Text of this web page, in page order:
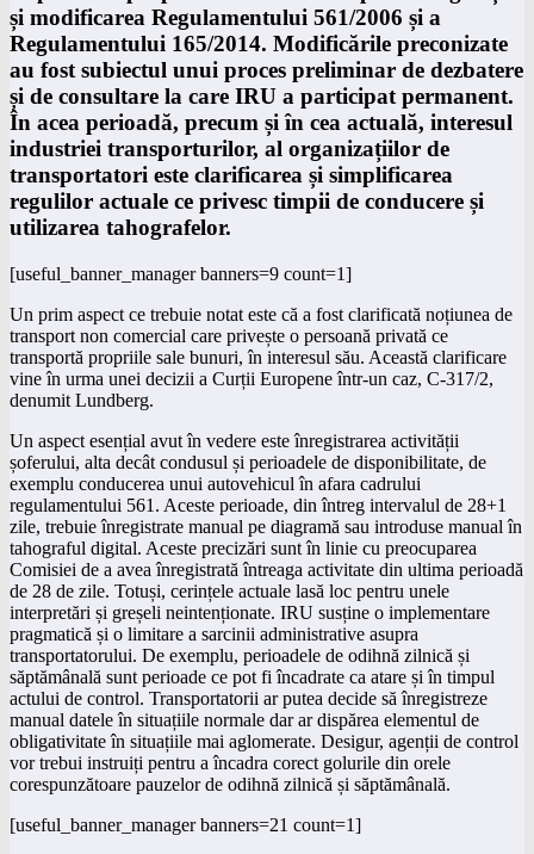
și modificarea Regulamentului 561/2006 și a
Regulamentului 165/2014. Modificările preconizate
au fost subiectul unui proces preliminar de dezbatere
și de consultare la care IRU a participat permanent.
În acea perioadă, precum și în cea actuală, interesul
industriei transporturilor, al organizațiilor de
transportatori este clarificarea și simplificarea
regulilor actuale ce privesc timpii de conducere și
utilizarea tahografelor.
[useful_banner_manager banners=9 count=1]
Un prim aspect ce trebuie notat este că a fost clarificată noțiunea de
transport non comercial care privește o persoană privată ce
transportă propriile sale bunuri, în interesul său. Această clarificare
vine în urma unei decizii a Curții Europene într-un caz, C-317/2,
denumit Lundberg.
Un aspect esențial avut în vedere este înregistrarea activității
șoferului, alta decât condusul și perioadele de disponibilitate, de
exemplu conducerea unui autovehicul în afara cadrului
regulamentului 561. Aceste perioade, din întreg intervalul de 28+1
zile, trebuie înregistrate manual pe diagramă sau introduse manual în
tahograful digital. Aceste precizări sunt în linie cu preocuparea
Comisiei de a avea înregistrată întreaga activitate din ultima perioadă
de 28 de zile. Totuși, cerințele actuale lasă loc pentru unele
interpretări și greșeli neintenționate. IRU susține o implementare
pragmatică și o limitare a sarcinii administrative asupra
transportatorului. De exemplu, perioadele de odihnă zilnică și
săptămânală sunt perioade ce pot fi încadrate ca atare și în timpul
actului de control. Transportatorii ar putea decide să înregistreze
manual datele în situațiile normale dar ar dispărea elementul de
obligativitate în situațiile mai aglomerate. Desigur, agenții de control
vor trebui instruiți pentru a încadra corect golurile din orele
corespunzătoare pauzelor de odihnă zilnică și săptămânală.
[useful_banner_manager banners=21 count=1]